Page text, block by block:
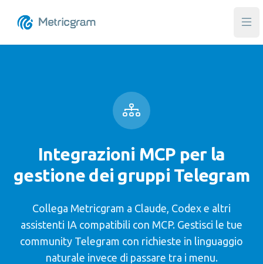
Integrazioni MCP per la
gestione dei gruppi Telegram
Collega Metricgram a Claude, Codex e altri
assistenti IA compatibili con MCP. Gestisci le tue
community Telegram con richieste in linguaggio
naturale invece di passare tra i menu.